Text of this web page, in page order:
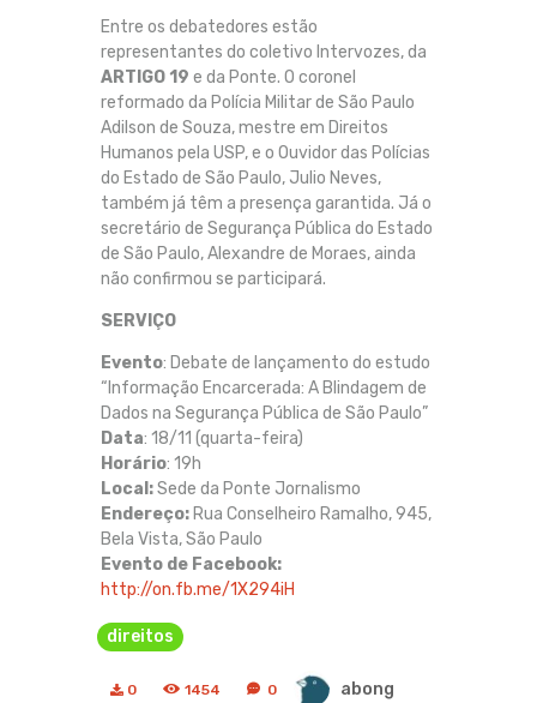
Entre os debatedores estão
representantes do coletivo Intervozes, da
ARTIGO 19 e da Ponte. O coronel
reformado da Polícia Militar de São Paulo
Adilson de Souza, mestre em Direitos
Humanos pela USP, e o Ouvidor das Polícias
do Estado de São Paulo, Julio Neves,
também já têm a presença garantida. Já o
secretário de Segurança Pública do Estado
de São Paulo, Alexandre de Moraes, ainda
não confirmou se participará.
SERVIÇO
Evento: Debate de lançamento do estudo
“Informação Encarcerada: A Blindagem de
Dados na Segurança Pública de São Paulo”
Data: 18/11 (quarta-feira)
Horário: 19h
Local:Sede da Ponte Jornalismo
Endereço: Rua Conselheiro Ramalho, 945,
Bela Vista, São Paulo
Evento de Facebook:
http://on.fb.me/1X294iH
direitos
0 1454 0
abong